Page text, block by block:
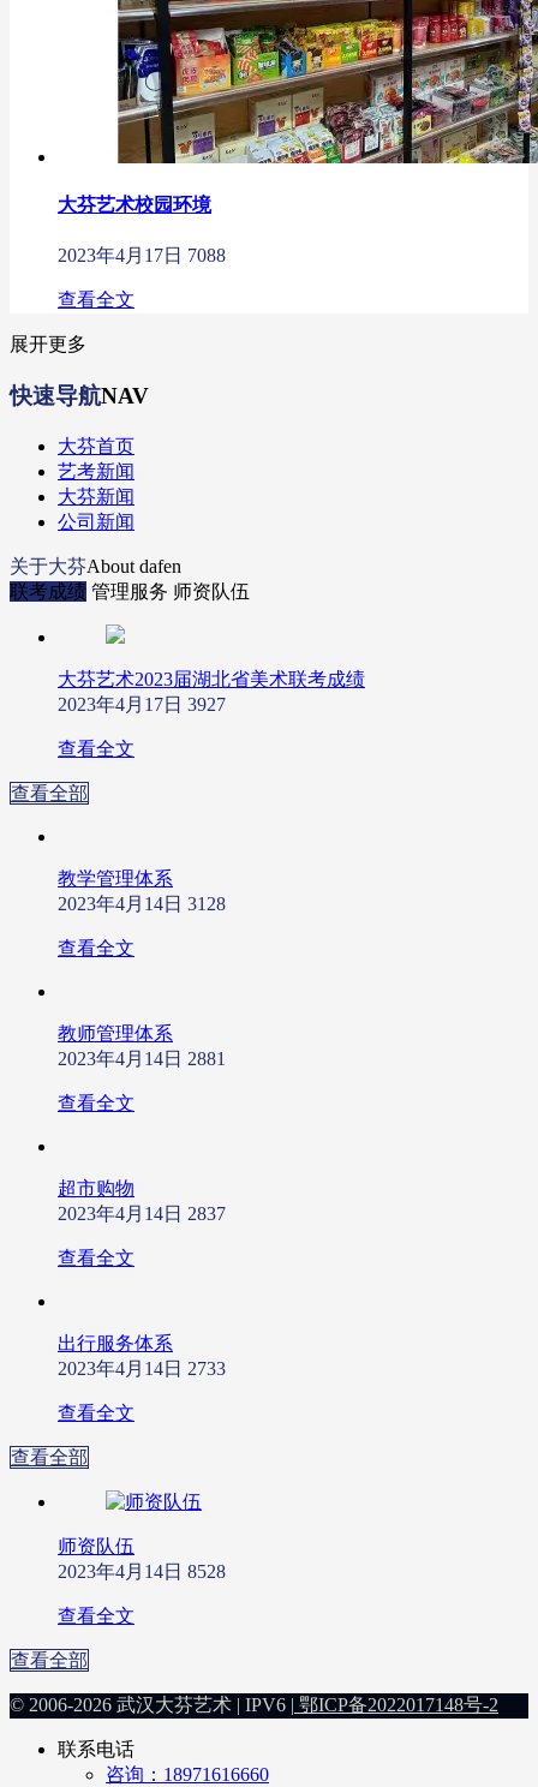
大芬艺术校园环境
2023年4月17日 7088
查看全文
展开更多
快速导航NAV
大芬首页
艺考新闻
大芬新闻
公司新闻
关于大芬About dafen
联考成绩 管理服务 师资队伍
大芬艺术2023届湖北省美术联考成绩
2023年4月17日 3927
查看全文
查看全部
教学管理体系
2023年4月14日 3128
查看全文
教师管理体系
2023年4月14日 2881
查看全文
超市购物
2023年4月14日 2837
查看全文
出行服务体系
2023年4月14日 2733
查看全文
查看全部
师资队伍
2023年4月14日 8528
查看全文
查看全部
© 2006-2026 武汉大芬艺术 | IPV6 | 鄂ICP备2022017148号-2
联系电话
咨询：18971616660